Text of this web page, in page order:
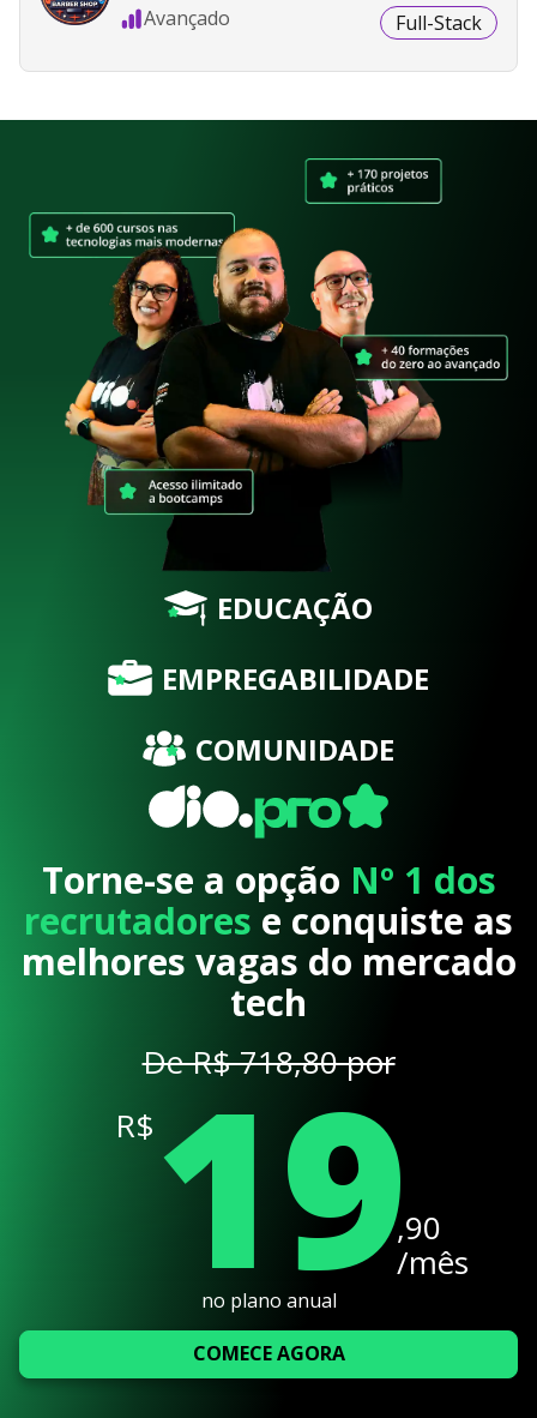
Avançado
Full-Stack
EDUCAÇÃO
EMPREGABILIDADE
COMUNIDADE
Torne-se a opção Nº 1 dos
recrutadores e conquiste as
melhores vagas do mercado
tech
De R$ 718,80 por
R$ 19,90
/mês
no plano anual
COMECE AGORA